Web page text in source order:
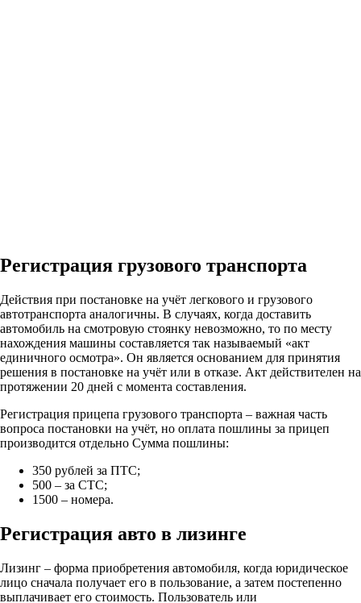
Регистрация грузового транспорта
Действия при постановке на учёт легкового и грузового
автотранспорта аналогичны. В случаях, когда доставить
автомобиль на смотровую стоянку невозможно, то по месту
нахождения машины составляется так называемый «акт
единичного осмотра». Он является основанием для принятия
решения в постановке на учёт или в отказе. Акт действителен на
протяжении 20 дней с момента составления.
Регистрация прицепа грузового транспорта – важная часть
вопроса постановки на учёт, но оплата пошлины за прицеп
производится отдельно Сумма пошлины:
350 рублей за ПТС;
500 – за СТС;
1500 – номера.
Регистрация авто в лизинге
Лизинг – форма приобретения автомобиля, когда юридическое
лицо сначала получает его в пользование, а затем постепенно
выплачивает его стоимость. Пользователь или